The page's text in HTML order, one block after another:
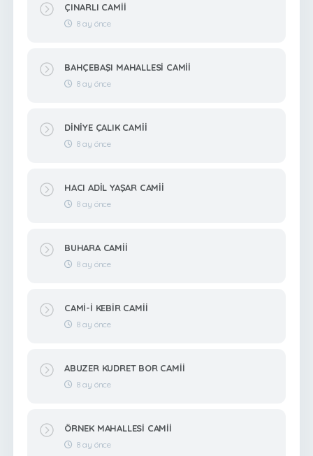
ÇINARLI CAMİİ
8 ay önce
BAHÇEBAŞI MAHALLESİ CAMİİ
8 ay önce
DİNİYE ÇALIK CAMİİ
8 ay önce
HACI ADİL YAŞAR CAMİİ
8 ay önce
BUHARA CAMİİ
8 ay önce
CAMİ-İ KEBİR CAMİİ
8 ay önce
ABUZER KUDRET BOR CAMİİ
8 ay önce
ÖRNEK MAHALLESİ CAMİİ
8 ay önce